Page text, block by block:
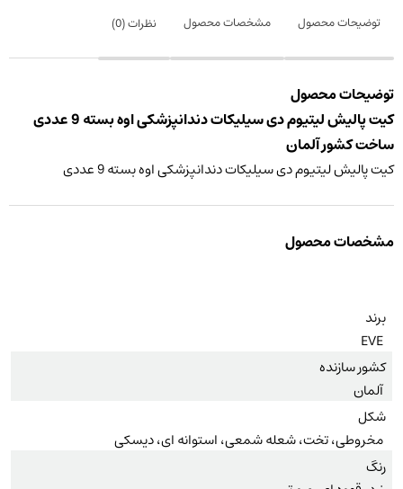
توضیحات محصول مشخصات محصول نظرات (0
)
توضیحات محصول
کیت پالیش لیتیوم دی سیلیکات دندانپزشکی اوه بسته 9 عددی
ساخت کشور آلمان
کیت پالیش لیتیوم دی سیلیکات دندانپزشکی اوه بسته 9 عددی
مشخصات محصول
برند
EVE
کشور سازنده
آلمان
شکل
مخروطی، تخت، شعله شمعی، استوانه ای، دیسکی
رنگ